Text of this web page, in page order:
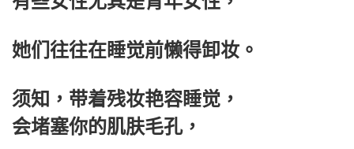
她们往往在睡觉前懒得卸妆。
须知，带着残妆艳容睡觉，
会堵塞你的肌肤毛孔，